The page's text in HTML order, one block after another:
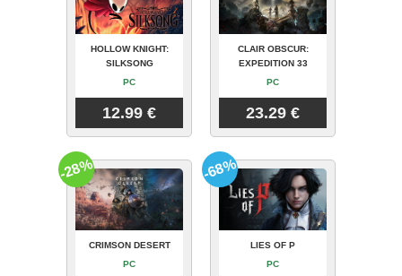
HOLLOW KNIGHT:
SILKSONG
PC
12.99 €
CLAIR OBSCUR:
EXPEDITION 33
PC
23.29 €
CRIMSON DESERT
PC
-28%
LIES OF P
PC
-68%